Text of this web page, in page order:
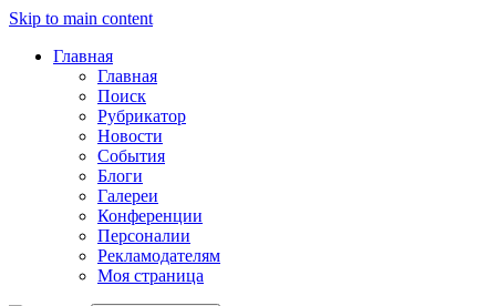
Skip to main content
Главная
Главная
Поиск
Рубрикатор
Новости
События
Блоги
Галереи
Конференции
Персоналии
Рекламодателям
Моя страница